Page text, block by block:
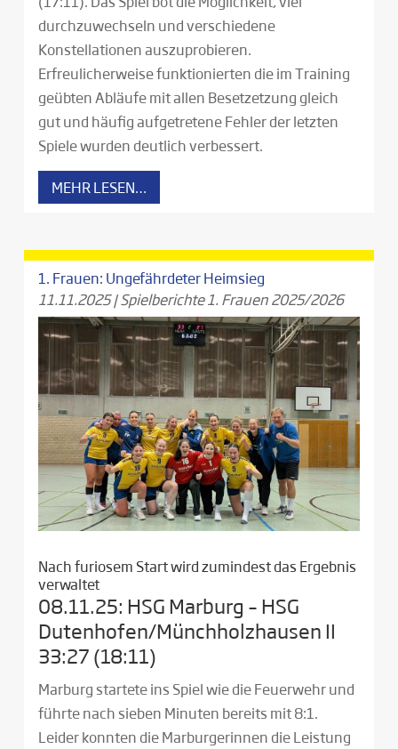
durchzuwechseln und verschiedene
Konstellationen auszuprobieren.
Erfreulicherweise funktionierten die im Training
geübten Abläufe mit allen Besetzetzung gleich
gut und häufig aufgetretene Fehler der letzten
Spiele wurden deutlich verbessert.
MEHR LESEN…
1. Frauen: Ungefährdeter Heimsieg
11.11.2025|Spielberichte 1. Frauen 2025/2026
Nach furiosem Start wird zumindest das Ergebnis
verwaltet
08.11.25: HSG Marburg – HSG
Dutenhofen/Münchholzhausen II
33:27 (18:11)
Marburg startete ins Spiel wie die Feuerwehr und
führte nach sieben Minuten bereits mit 8:1.
Leider konnten die Marburgerinnen die Leistung